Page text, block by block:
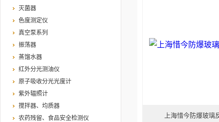
灭菌器
色度测定仪
真空泵系列
振荡器
蒸馏水器
红外分光测油仪
原子吸收分光光度计
紫外辐照计
搅拌器、均质器
农药残留、食品安全检测仪
上海惜今防爆玻璃